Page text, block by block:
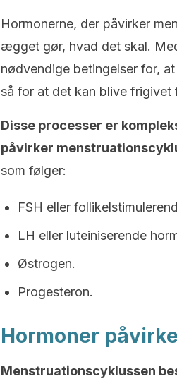
Hormonerne, der påvirker
ægget gør, hvad det skal.
nødvendige betingelser for,
så for at det kan blive frigivet
Disse processer er
påvirker
som følger:
FSH eller
LH eller luteiniserende
Østrogen.
Progesteron.
Hormoner
Menstruationscyklussen